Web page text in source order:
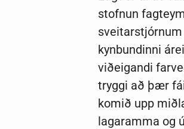
stofnun
kynbundinni
viðeigandi
tryggi að þær
komið upp
lagaramma og